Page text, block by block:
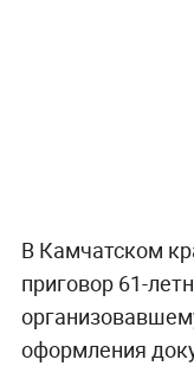
В Камчатском
приговор 61-
оформления